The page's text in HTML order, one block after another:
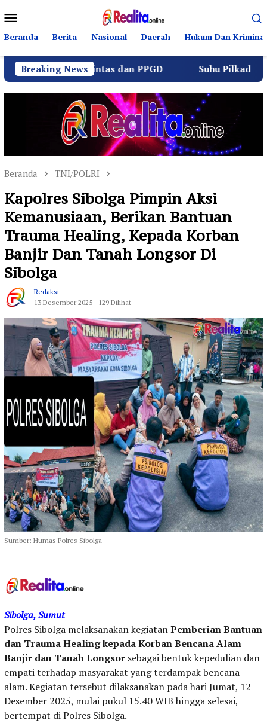
ke
kontenMobile
Beranda Berita Nasional Daerah Hukum Dan Kriminal
Breaking News
Lintas dan PPGD Suhu Pilkades Sukamulya
Beranda TNI/POLRI
Kapolres Sibolga Pimpin Aksi
Kemanusiaan, Berikan Bantuan
Trauma Healing, Kepada Korban
Banjir Dan Tanah Longsor Di
Sibolga
Redaksi
13 Desember 2025
129 Dilihat
Sumber: Humas Polres Sibolga
Sibolga, Sumut
Polres Sibolga melaksanakan kegiatanPemberian Bantuan
dan Trauma Healing kepada Korban Bencana Alam
Banjir dan Tanah Longsor sebagai bentuk kepedulian dan
empati terhadap masyarakat yang terdampak bencana
alam. Kegiatan tersebut dilaksanakan pada hari Jumat, 12
Desember 2025, mulai pukul 15.40 WIB hingga selesai,
bertempat di Polres Sibolga.